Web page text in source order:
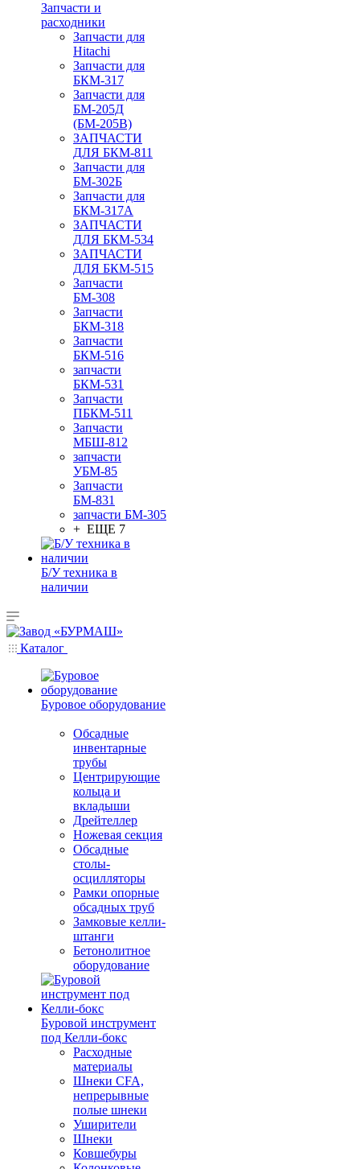
Запчасти и
расходники
Запчасти для
Hitachi
Запчасти для
БКМ-317
Запчасти для
БМ-205Д
(БМ-205В)
ЗАПЧАСТИ
ДЛЯ БКМ-811
Запчасти для
БМ-302Б
Запчасти для
БКМ-317А
ЗАПЧАСТИ
ДЛЯ БКМ-534
ЗАПЧАСТИ
ДЛЯ БКМ-515
Запчасти
БМ-308
Запчасти
БКМ-318
Запчасти
БКМ-516
запчасти
БКМ-531
Запчасти
ПБКМ-511
Запчасти
МБШ-812
запчасти
УБМ-85
Запчасти
БМ-831
запчасти БМ-305
+ ЕЩЕ 7
Б/У техника в
наличии
Каталог
Буровое оборудование
Обсадные
инвентарные
трубы
Центрирующие
кольца и
вкладыши
Дрейтеллер
Ножевая секция
Обсадные
столы-
осцилляторы
Рамки опорные
обсадных труб
Замковые келли-
штанги
Бетонолитное
оборудование
Буровой инструмент
под Келли-бокс
Расходные
материалы
Шнеки CFA,
непрерывные
полые шнеки
Уширители
Шнеки
Ковшебуры